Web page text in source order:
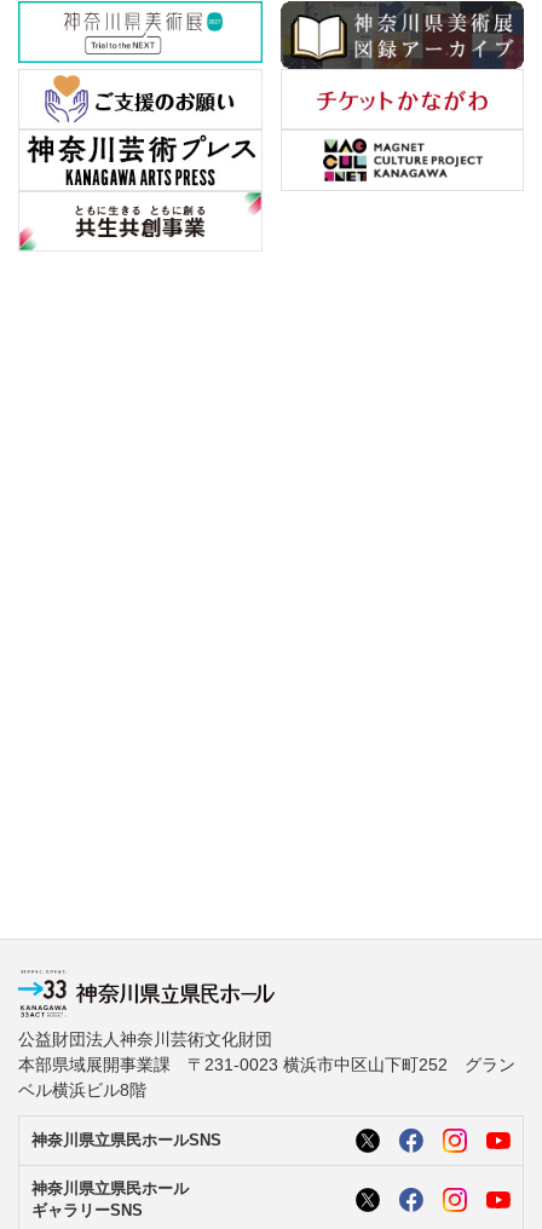
公益財団法人神奈川芸術文化財団
本部県域展開事業課 〒231-0023 横浜市中区山下町252 グラン
ベル横浜ビル8階
神奈川県立県民ホールSNS
神奈川県立県民ホール
ギャラリーSNS